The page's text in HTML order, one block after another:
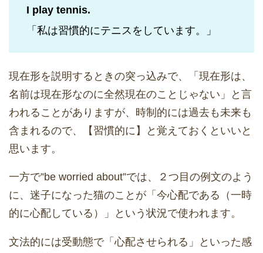
I play tennis.
「私は習慣的にテニスをしています。」
現在形を説明するときの突っ込みで、「現在形は、
名前は現在形なのに全然現在のことじゃない」と言
われることがありますが、時制的には過去も未来も
含まれるので、【習慣的に】と覚えておくといいと
思います。
一方で”be worried about”では、２つ目の例文のよう
に、迷子になった猫のことが「今心配である（一時
的に心配している）」という状況で使われます。
文法的には受動態で「心配させられる」といった感